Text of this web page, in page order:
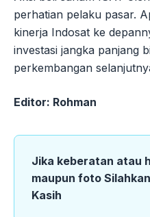
perhatian pelaku pasar.
kinerja Indosat ke
investasi jangka panjang
perkembangan
Editor: Rohman
Jika keberatan atau
maupun foto Silahkan
Kasih